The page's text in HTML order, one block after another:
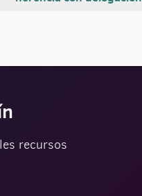
recursos